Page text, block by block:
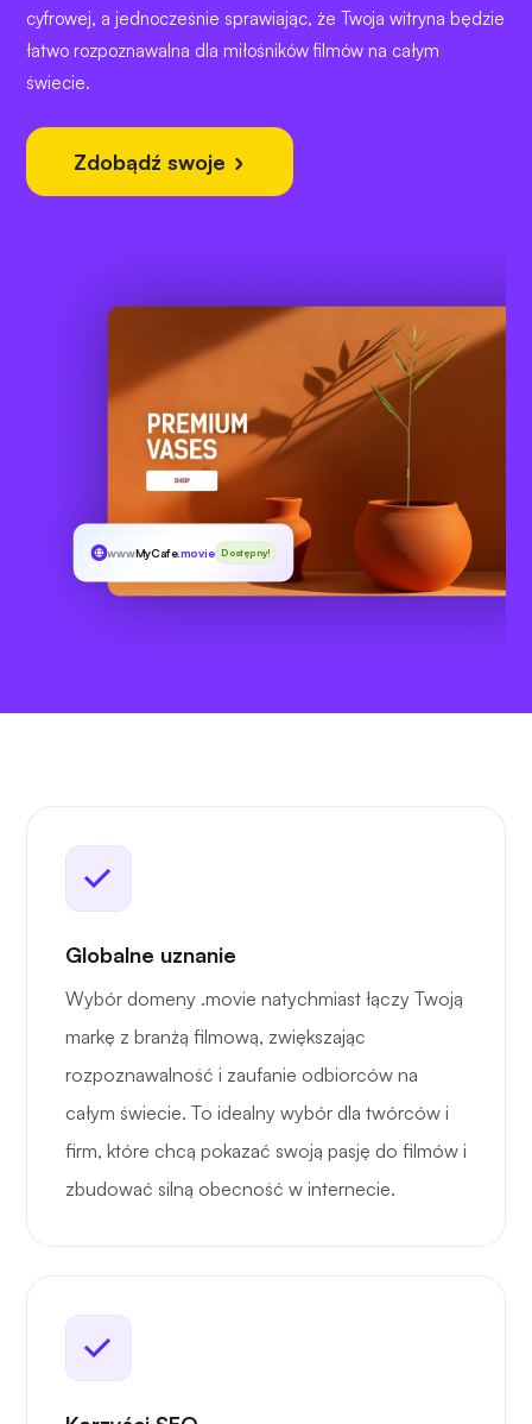
cyfrowej, a jednocześnie sprawiając, że Twoja witryna będzie
łatwo rozpoznawalna dla miłośników filmów na całym
świecie.
Zdobądź swoje
wwwMyCafe.movie Dostępny!
Globalne uznanie
Wybór domeny .movie natychmiast łączy Twoją
markę z branżą filmową, zwiększając
rozpoznawalność i zaufanie odbiorców na
całym świecie. To idealny wybór dla twórców i
firm, które chcą pokazać swoją pasję do filmów i
zbudować silną obecność w internecie.